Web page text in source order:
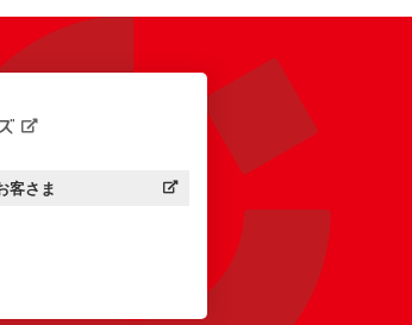
ミライズ：
客さま
ウィンドウを開きます）